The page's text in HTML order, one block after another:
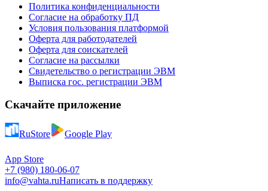
Политика конфиденциальности
Согласие на обработку ПД
Условия пользования платформой
Оферта для работодателей
Оферта для соискателей
Согласие на рассылки
Свидетельство о регистрации ЭВМ
Выписка гос. регистрации ЭВМ
Скачайте приложение
RuStore Google Play
App Store
+7 (980) 180-06-07
info@vahta.ruНаписать в поддержку